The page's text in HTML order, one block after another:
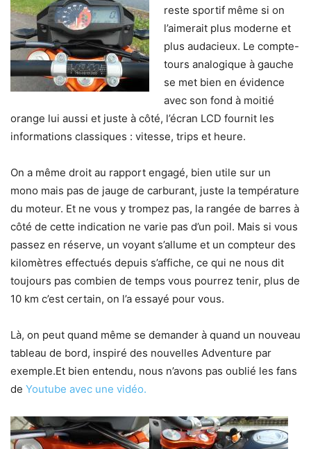
reste sportif même si on
l’aimerait plus moderne et
plus audacieux. Le compte-
tours analogique à gauche
se met bien en évidence
avec son fond à moitié
orange lui aussi et juste à côté, l’écran LCD fournit les
informations classiques : vitesse, trips et heure.
On a même droit au rapport engagé, bien utile sur un
mono mais pas de jauge de carburant, juste la température
du moteur. Et ne vous y trompez pas, la rangée de barres à
côté de cette indication ne varie pas d’un poil. Mais si vous
passez en réserve, un voyant s’allume et un compteur des
kilomètres effectués depuis s’affiche, ce qui ne nous dit
toujours pas combien de temps vous pourrez tenir, plus de
10 km c’est certain, on l’a essayé pour vous.
Là, on peut quand même se demander à quand un nouveau
tableau de bord, inspiré des nouvelles Adventure par
exemple.Et bien entendu, nous n’avons pas oublié les fans
de Youtube avec une vidéo.